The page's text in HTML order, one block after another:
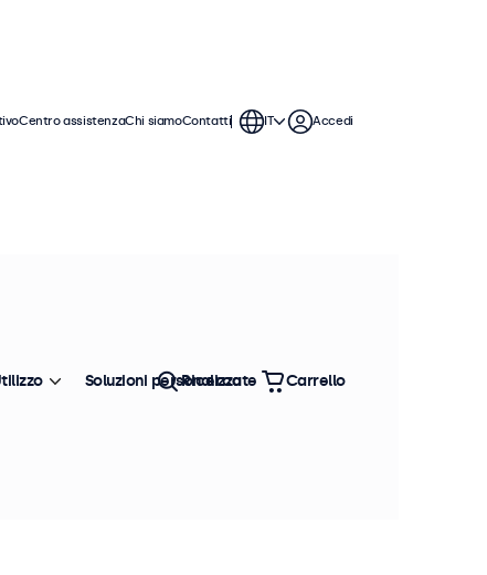
I monitor sono facili da
Più venduto
Centro assistenzaChi siamoContatti IT Accedi
Soluzioni personalizzate
Ricerca Carrello